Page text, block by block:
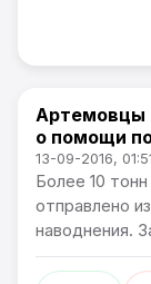
Новости
Артемовцы
о помощи
13-09-2016,
Более 10
отправлено
наводнения.